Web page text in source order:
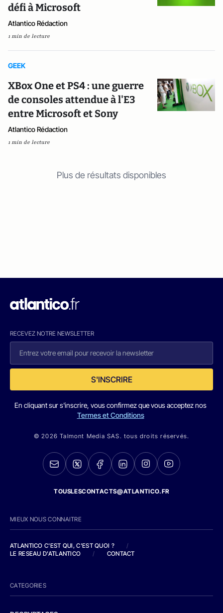
défi à Microsoft
Atlantico Rédaction
1 min de lecture
GEEK
XBox One et PS4 : une guerre
de consoles attendue à l'E3
entre Microsoft et Sony
Atlantico Rédaction
1 min de lecture
Plus de résultats disponibles
RECEVEZ NOTRE NEWSLETTER
S'INSCRIRE
En cliquant sur s'inscrire, vous confirmez que vous acceptez nos
Termes et Conditions
© 2026 Talmont Media SAS. tous droits réservés.
TOUSLESCONTACTS@ATLANTICO.FR
MIEUX NOUS CONNAITRE
ATLANTICO C'EST QUI, C'EST QUOI ?
/
LE RESEAU D'ATLANTICO
/ CONTACT
CATEGORIES